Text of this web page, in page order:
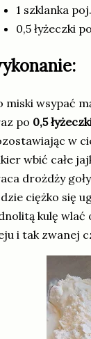
1 szklanka
0,5 łyżeczki
miski wsypać
po 0,5
w
wbić całe
drożdży
ciężko się
kulę wlać
i tak zwanej